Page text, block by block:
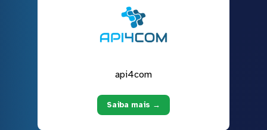
api4com
Saiba mais →